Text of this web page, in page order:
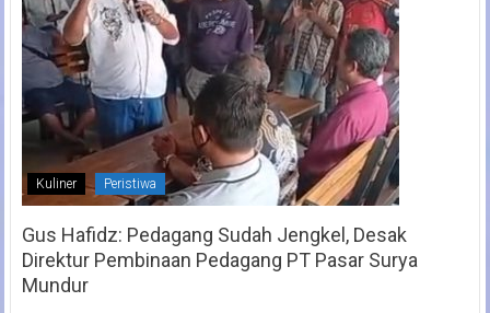
Kuliner Peristiwa
Gus Hafidz: Pedagang Sudah Jengkel, Desak
Direktur Pembinaan Pedagang PT Pasar Surya
Mundur